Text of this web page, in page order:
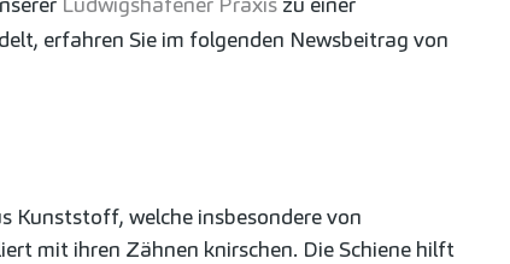
erfahren Sie im folgenden Newsbeitrag von
Kunststoff, welche insbesondere von
mit ihren Zähnen knirschen. Die Schiene hilft